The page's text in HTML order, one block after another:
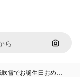
画像で
雪でお誕生日おめ…